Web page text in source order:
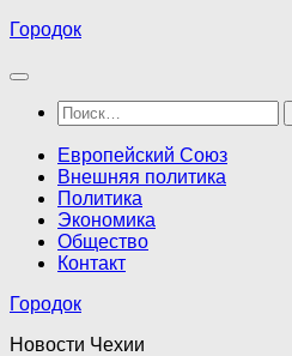
Перейти
содержимому
Городок
Найти:
Европейский Союз
Внешняя политика
Политика
Экономика
Общество
Контакт
Городок
Новости Чехии